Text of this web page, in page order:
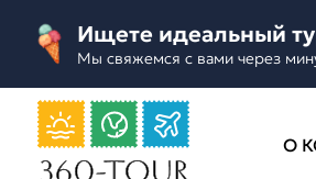
Ищете идеальный
Мы свяжемся с вами через
О